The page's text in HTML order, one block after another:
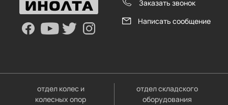
Заказать звонок
Написать сообщение
отдел колес и
колесных опор
отдел складского
оборудования